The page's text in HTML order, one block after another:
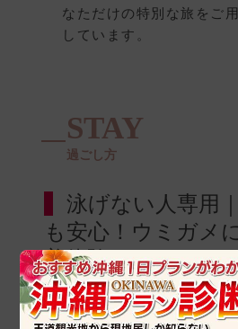
なただけの特別な旅をご
しています。
STAY
過ごし方
泳げない人専用
も安心！ウミガメ
美体験シュノーケ